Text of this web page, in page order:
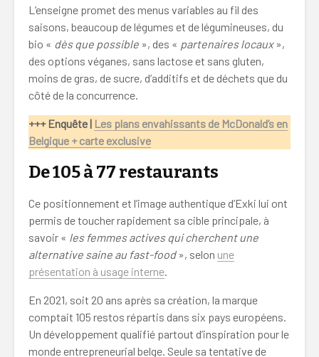
L’enseigne promet des menus variables au fil des
saisons, beaucoup de légumes et de légumineuses, du
bio « dès que possible », des « partenaires locaux»,
des options véganes, sans lactose et sans gluten,
moins de gras, de sucre, d’additifs et de déchets que du
côté de la concurrence.
+++ Enquête | Les plans envahissants de McDonald’s en
Belgique + carte exclusive
De 105 à 77 restaurants
Ce positionnement et l’image authentique d’Exki lui ont
permis de toucher rapidement sa cible principale, à
savoir « les femmes actives qui cherchent une
alternative saine au fast-food », selon une
présentation à usage interne.
En 2021, soit 20 ans après sa création, la marque
comptait 105 restos répartis dans six pays européens.
Un développement qualifié partout d’inspiration pour le
monde entrepreneurial belge. Seule sa tentative de